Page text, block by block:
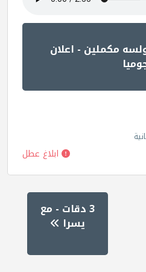
مكملين - اعلان
ابلاغ عطل
3 دقات - مع
يسرا